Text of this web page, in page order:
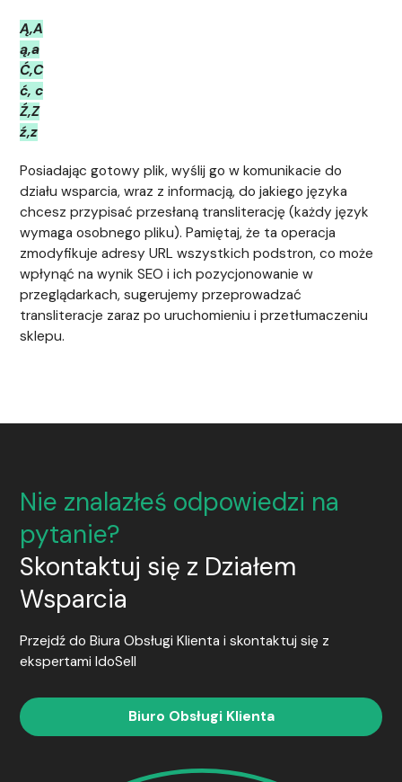
Ą,A
ą,a
Ć,C
ć, c
Ź,Z
ź,z
Posiadając gotowy plik, wyślij go w komunikacie do
działu wsparcia, wraz z informacją, do jakiego języka
chcesz przypisać przesłaną transliterację (każdy język
wymaga osobnego pliku). Pamiętaj, że ta operacja
zmodyfikuje adresy URL wszystkich podstron, co może
wpłynąć na wynik SEO i ich pozycjonowanie w
przeglądarkach, sugerujemy przeprowadzać
transliteracje zaraz po uruchomieniu i przetłumaczeniu
sklepu.
Nie znalazłeś odpowiedzi na
pytanie?
Skontaktuj się z Działem
Wsparcia
Przejdź do Biura Obsługi Klienta i skontaktuj się z
ekspertami IdoSell
Biuro Obsługi Klienta